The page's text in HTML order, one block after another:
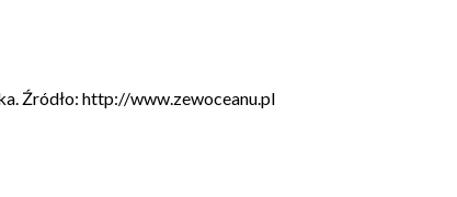
Źródło: http://www.zewoceanu.pl